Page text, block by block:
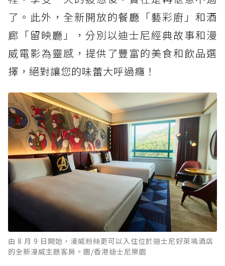
了。此外，全新開放的餐廳「藝彩廚」和酒
廊「留映廳」，分別以迪士尼經典故事和漫
威電影為靈感，提供了豐富的美食和飲品選
擇，絕對讓您的味蕾大呼過癮！
由 8 月 9 日開始，漫威粉絲更可以入住位於迪士尼好萊塢酒店
的全新漫威主題客房。圖/香港迪士尼樂園